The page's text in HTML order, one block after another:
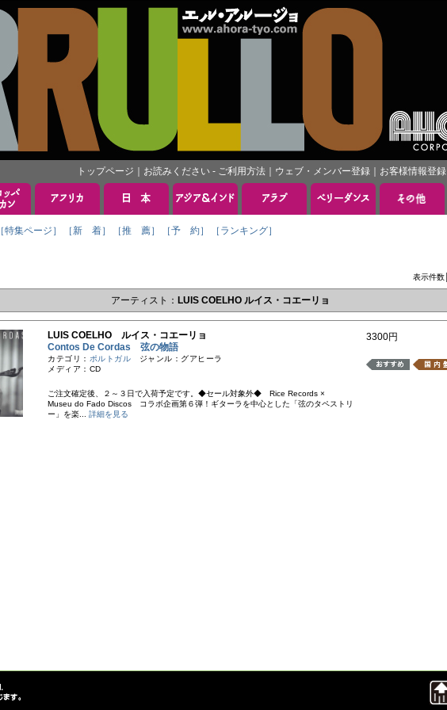
トップページ お読みください - ご利用方法 ウェブ・メンバー登録 お客様情報登録
［特集ページ］ ［新 着］ ［推 薦］ ［予 約］ ［ランキング］
表示件数│
アーティスト： LUIS COELHO ルイス・コエーリョ
LUIS COELHO ルイス・コエーリョ
Contos De Cordas 弦の物語
カテゴリ： ポルトガル ジャンル：グアヒーラ
メディア：CD
ご注文確定後、２～３日で入荷予定です。◆セール対象外◆ Rice Records ×
Museu do Fado Discos コラボ企画第６弾！ギターラを中心とした「弦のタペストリ
ー」を楽... 詳細を見る
3300円